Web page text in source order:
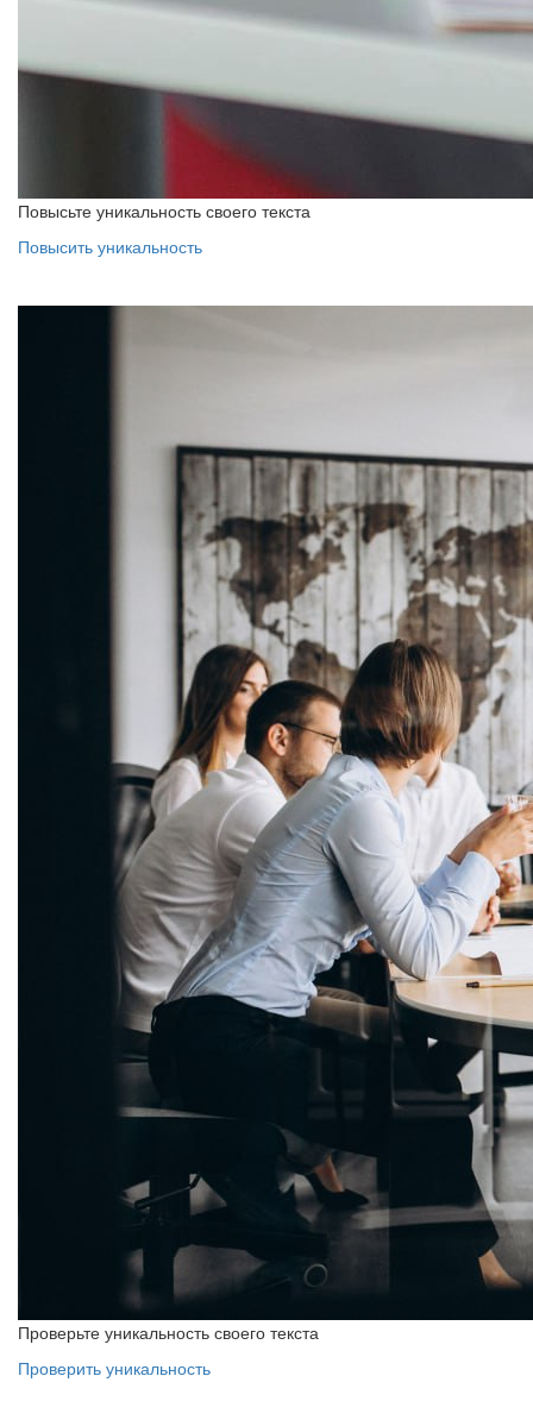
Повысьте уникальность своего текста
Повысить уникальность
Проверьте уникальность своего текста
Проверить уникальность